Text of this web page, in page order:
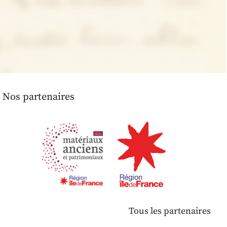
Nos partenaires
Tous les partenaires